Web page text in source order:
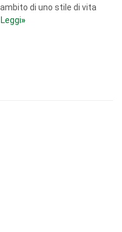
di uno stile di vita
Leggi»